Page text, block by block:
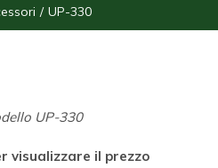
UP-330
UP-330
visualizzare il prezzo